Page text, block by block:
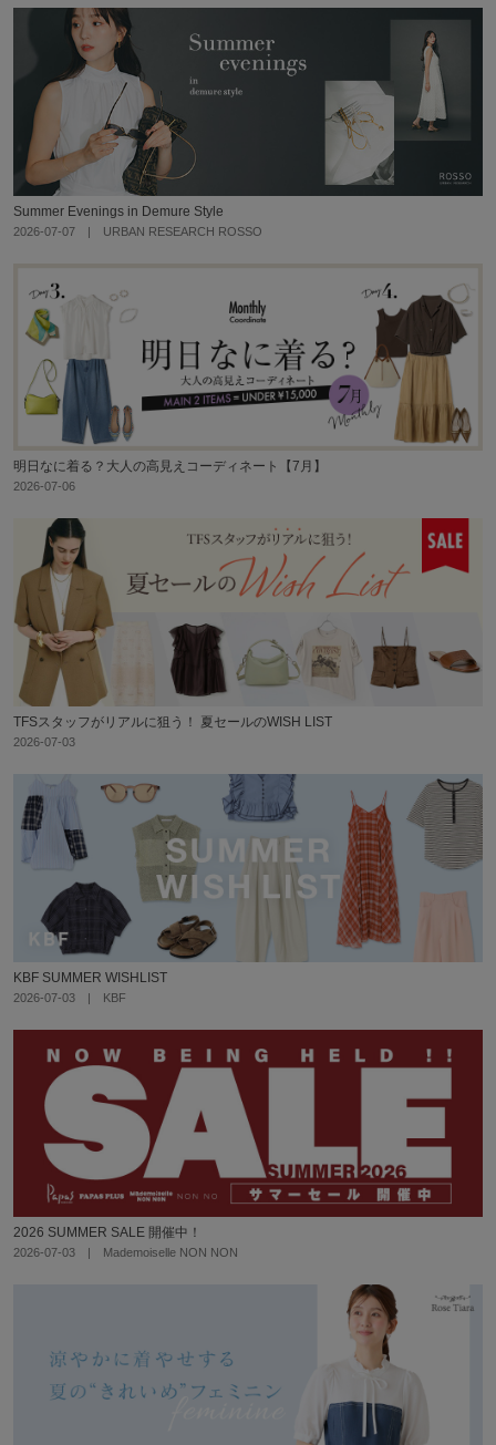
Summer Evenings in Demure Style
2026-07-07 | URBAN RESEARCH ROSSO
明日なに着る？大人の高見えコーディネート【7月】
2026-07-06
TFSスタッフがリアルに狙う！ 夏セールのWISH LIST
2026-07-03
KBF SUMMER WISHLIST
2026-07-03 | KBF
2026 SUMMER SALE 開催中！
2026-07-03 | Mademoiselle NON NON